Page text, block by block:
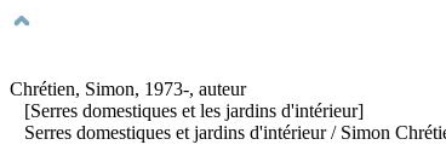
Chrétien, Simon, 1973-, auteur
[Serres domestiques et les jardins d'intérieur]
Serres domestiques et jardins d'intérieur/ Simon